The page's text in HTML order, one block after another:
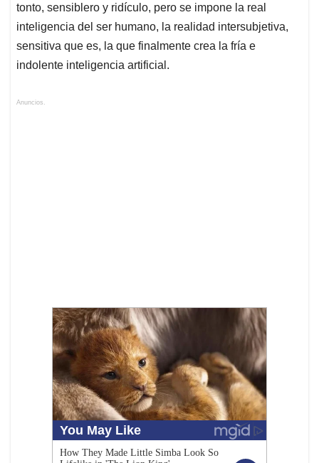
tonto, sensiblero y ridículo, pero se impone la real
inteligencia del ser humano, la realidad intersubjetiva,
sensitiva que es, la que finalmente crea la fría e
indolente inteligencia artificial.
Anuncios.